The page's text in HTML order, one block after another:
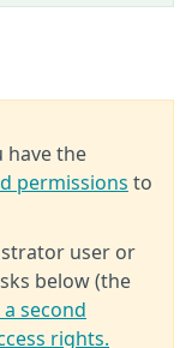
have the
permissions to
user or
below (the
second
rights.